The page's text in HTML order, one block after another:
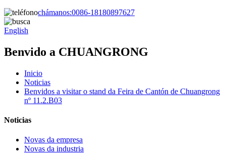
chámanos:0086-18180897627
English
Benvido a CHUANGRONG
Inicio
Noticias
Benvidos a visitar o stand da Feira de Cantón de Chuangrong
nº 11.2.B03
Noticias
Novas da empresa
Novas da industria